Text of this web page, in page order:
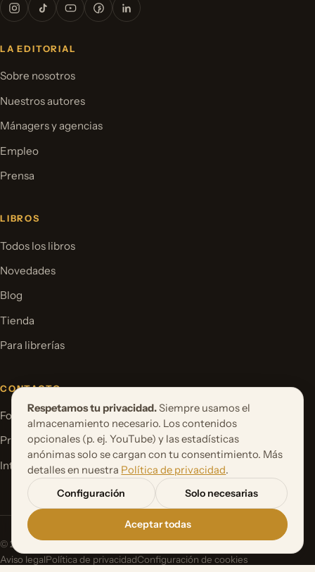
LA EDITORIAL
Sobre nosotros
Nuestros autores
Mánagers y agencias
Empleo
Prensa
LIBROS
Todos los libros
Novedades
Blog
Tienda
Para librerías
CONTACTO
Formulario de contacto
Proponer un proyecto de libro
International Rights
© 2026 Orbita Media GmbH. Todos los derechos reservados.
Aviso legalPolítica de privacidadConfiguración de cookies
Respetamos tu privacidad. Siempre usamos el
almacenamiento necesario. Los contenidos
opcionales (p. ej. YouTube) y las estadísticas
anónimas solo se cargan con tu consentimiento. Más
detalles en nuestra Política de privacidad.
Configuración
Solo necesarias
Aceptar todas